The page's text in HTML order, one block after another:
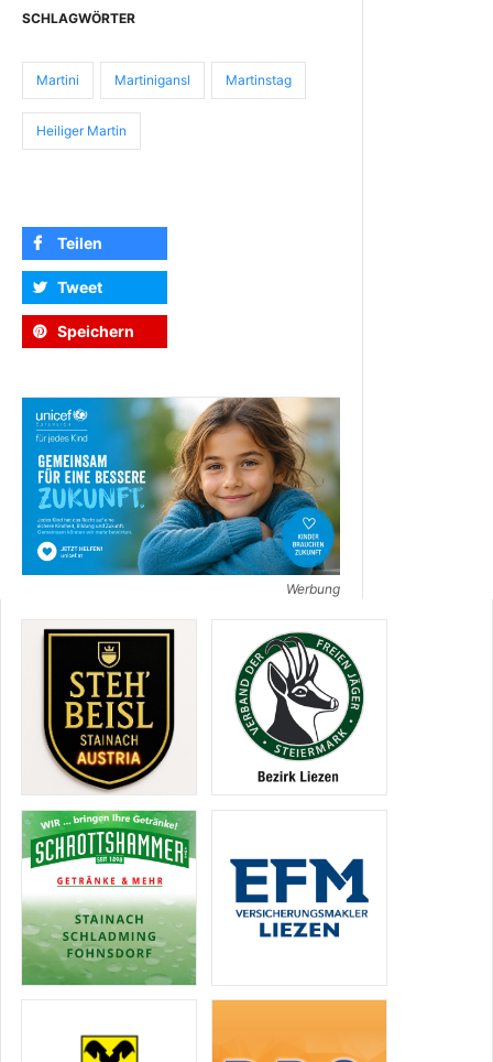
SCHLAGWÖRTER
Martini Martinigansl Martinstag
Heiliger Martin
Teilen
Tweet
Speichern
Werbung